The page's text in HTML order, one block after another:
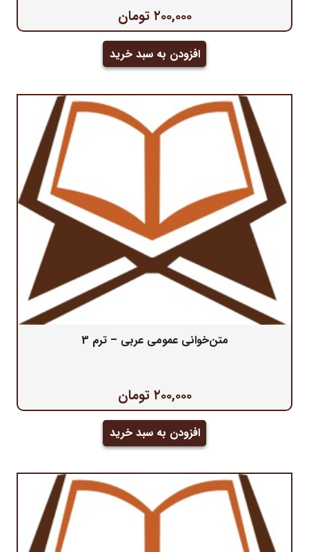
۲۰۰,۰۰۰ تومان
افزودن به سبد خرید
متن‌خوانی عمومی عربی – ترم 3
۲۰۰,۰۰۰ تومان
افزودن به سبد خرید